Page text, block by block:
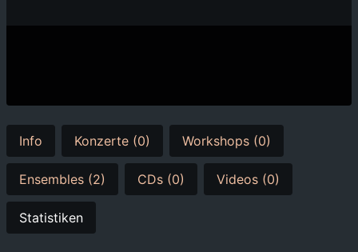
Info Konzerte (0) Workshops (0)
Ensembles (2) CDs (0) Videos (0)
Statistiken